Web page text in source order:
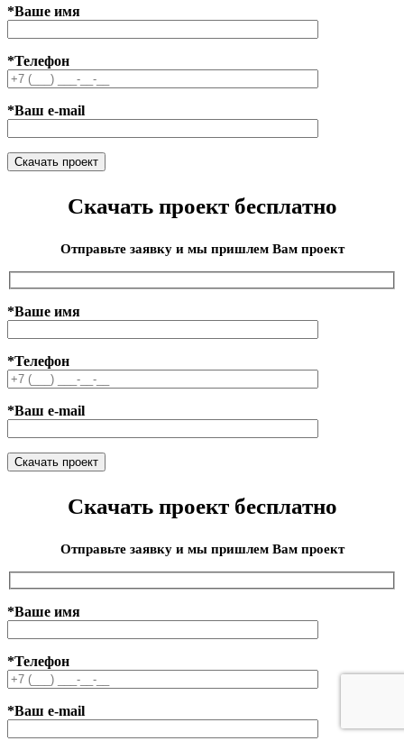
*Ваше имя
*Телефон
*Ваш e-mail
Скачать проект бесплатно
Отправьте заявку и мы пришлем Вам проект
*Ваше имя
*Телефон
*Ваш e-mail
Скачать проект бесплатно
Отправьте заявку и мы пришлем Вам проект
*Ваше имя
*Телефон
*Ваш e-mail